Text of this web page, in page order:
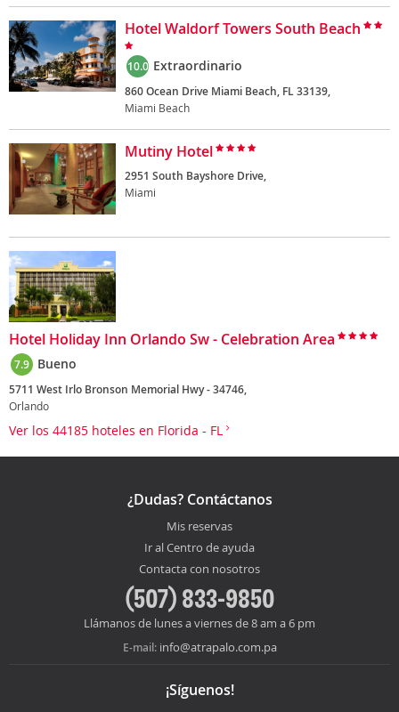
Hotel Waldorf Towers South Beach
10.0 Extraordinario
860 Ocean Drive Miami Beach, FL 33139,
Miami Beach
Mutiny Hotel
2951 South Bayshore Drive,
Miami
Hotel Holiday Inn Orlando Sw - Celebration Area
7.9 Bueno
5711 West Irlo Bronson Memorial Hwy - 34746,
Orlando
Ver los 44185 hoteles en Florida - FL
¿Dudas? Contáctanos
Mis reservas
Ir al Centro de ayuda
Contacta con nosotros
(507) 833-9850
Llámanos de lunes a viernes de 8 am a 6 pm
E-mail: info@atrapalo.com.pa
¡Síguenos!